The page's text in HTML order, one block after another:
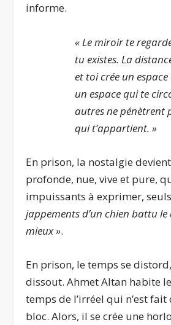
informe.
« Le miroir te
tu existes. La
et toi crée un
un espace qui te
autres ne pénètrent
qui t’appartient. »
En prison, la nostalgie
profonde, nue, vive et pure,
impuissants à exprimer,
jappements d’un chien battu
mieux ».
En prison, le temps se
dissout. Ahmet Altan habite
temps de l’irréel qui n’est fait
bloc. Alors, il se crée une